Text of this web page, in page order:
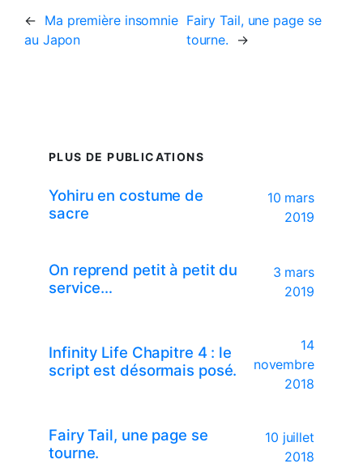
← Ma première insomnie
au Japon
Fairy Tail, une page se
tourne.
→
PLUS DE PUBLICATIONS
Yohiru en costume de
sacre
10 mars
2019
On reprend petit à petit du
service…
3 mars
2019
Infinity Life Chapitre 4 : le
script est désormais posé.
14
novembre
2018
Fairy Tail, une page se
tourne.
10 juillet
2018